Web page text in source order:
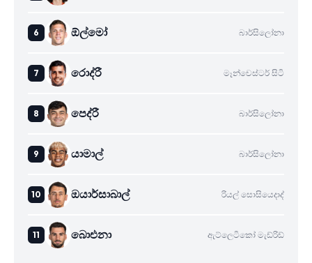
ඕල්මෝ බාර්සිලෝනා
රොද්රී මෑන්චෙස්ටර් සිටි
පෙද්රී බාර්සිලෝනා
යාමාල් බාර්සිලෝනා
ඔයාර්සාබාල් රියල් සොසියෙදාද්
බාෙඑනා ඇට්ලෙටිකෝ මැඩ්රිඩ්